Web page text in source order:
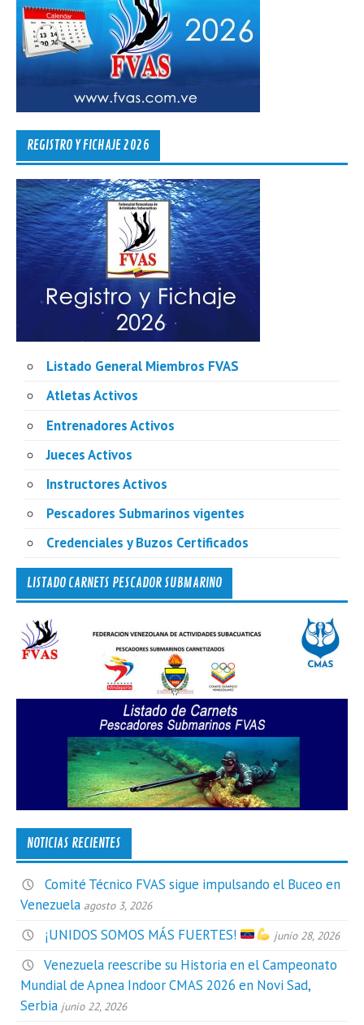
REGISTRO Y FICHAJE 2026
Listado General Miembros FVAS
Atletas Activos
Entrenadores Activos
Jueces Activos
Instructores Activos
Pescadores Submarinos vigentes
Credenciales y Buzos Certificados
LISTADO CARNETS PESCADOR SUBMARINO
NOTICIAS RECIENTES
Comité Técnico FVAS sigue impulsando el Buceo en
Venezuela agosto 3, 2026
¡UNIDOS SOMOS MÁS FUERTES! junio 28, 2026
Venezuela reescribe su Historia en el Campeonato
Mundial de Apnea Indoor CMAS 2026 en Novi Sad,
Serbia junio 22, 2026